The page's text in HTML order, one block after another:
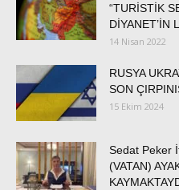
“TURİSTİK
DİYANET’İN
14 Nisan 2022
RUSYA
SON
15 Ekim 2024
Sedat Peker
(VATAN)